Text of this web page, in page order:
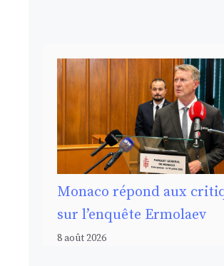
Monaco répond aux
sur l’enquête Ermolaev
8 août 2026